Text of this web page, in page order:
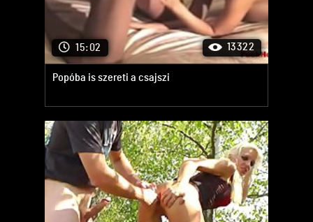
Popóba is szereti a csajszi
15:02 13322